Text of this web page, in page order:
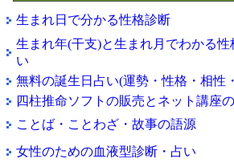
生まれ日で分かる性格診断
生まれ年(干支)と生まれ月でわかる
い
無料の誕生日占い(運勢・性格・相性
四柱推命ソフトの販売とネット講座
ことば・ことわざ・故事の語源
女性のための血液型診断・占い